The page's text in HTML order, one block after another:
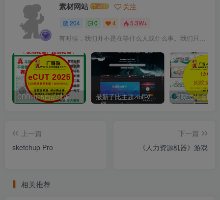
素材网站 关注
204 0 4 5.3W+
有时候，我们并不是在等什么人或什么事。我们只是在静待岁月改变自己
CDR2025自动排版软件排孔插件ecut省料LED冲孔字解决提示升级问题 最新子比主题zibll-V7.9.2 开心版源码 | WordPress主题源码
上一篇
sketchup Pro
下一篇
《人力资源机器》游戏
相关推荐